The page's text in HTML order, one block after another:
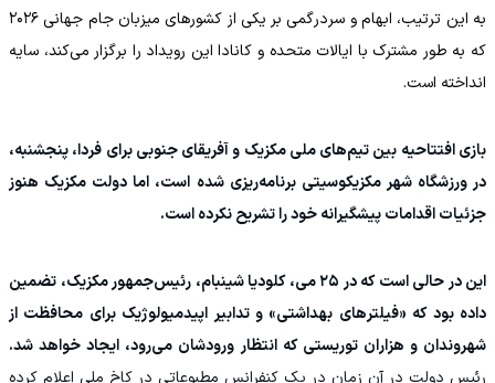
به این ترتیب، ابهام و سردرگمی بر یکی از کشورهای میزبان جام جهانی ۲۰۲۶
که به طور مشترک با ایالات متحده و کانادا این رویداد را برگزار می‌کند، سایه
انداخته است.
بازی افتتاحیه بین تیم‌های ملی مکزیک و آفریقای جنوبی برای فردا، پنجشنبه،
در ورزشگاه شهر مکزیکوسیتی برنامه‌ریزی شده است، اما دولت مکزیک هنوز
جزئیات اقدامات پیشگیرانه خود را تشریح نکرده است.
این در حالی است که در ۲۵ می، کلودیا شینبام، رئیس‌جمهور مکزیک، تضمین
داده بود که «فیلترهای بهداشتی» و تدابیر اپیدمیولوژیک برای محافظت از
شهروندان و هزاران توریستی که انتظار ورودشان می‌رود، ایجاد خواهد شد.
رئیس دولت در آن زمان در یک کنفرانس مطبوعاتی در کاخ ملی اعلام کرده